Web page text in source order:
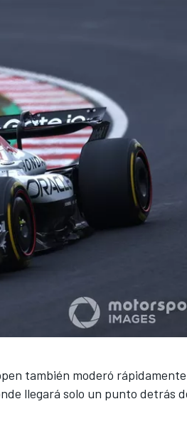
también moderó
llegará solo un punto detrás